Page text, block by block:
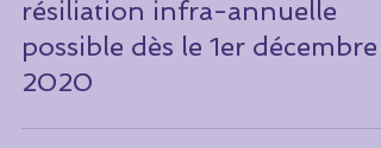
20 août 2019
2 min de lecture
Complémentaire Santé : la
résiliation infra-annuelle
possible dès le 1er décembre